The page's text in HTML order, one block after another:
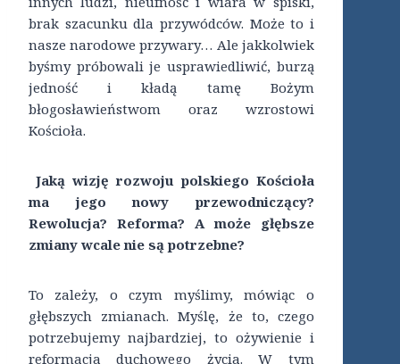
brak szacunku dla przywódców. Może to i
nasze narodowe przywary… Ale jakkolwiek
byśmy próbowali je usprawiedliwić, burzą
jedność i kładą tamę Bożym
błogosławieństwom oraz wzrostowi
Kościoła.
Jaką wizję rozwoju polskiego Kościoła
ma jego nowy przewodniczący?
Rewolucja? Reforma? A może głębsze
zmiany wcale nie są potrzebne?
To zależy, o czym myślimy, mówiąc o
głębszych zmianach. Myślę, że to, czego
potrzebujemy najbardziej, to ożywienie i
reformacja duchowego życia. W tym